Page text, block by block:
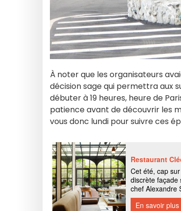
À noter que les organisateurs
décision sage qui permettra aux
débuter à 19 heures, heure de
patience avant de découvrir les
vous donc lundi pour suivre ces